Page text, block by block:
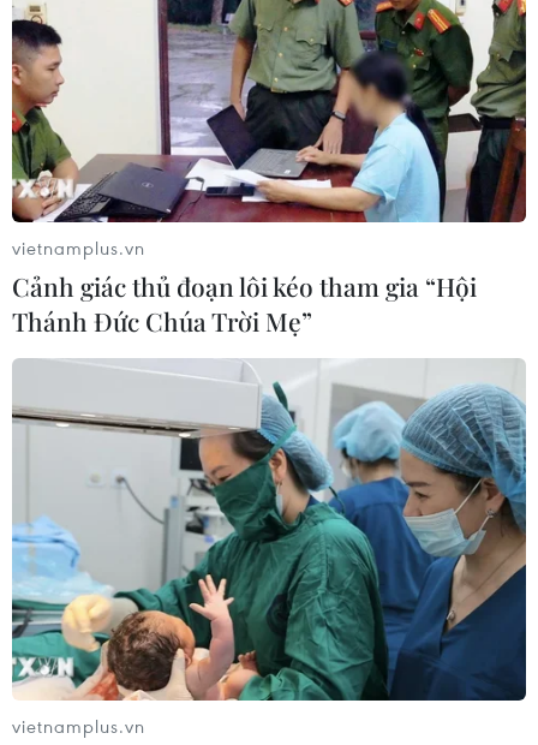
vietnamplus.vn
Cảnh giác thủ đoạn lôi kéo tham gia “Hội
Thánh Đức Chúa Trời Mẹ”
vietnamplus.vn